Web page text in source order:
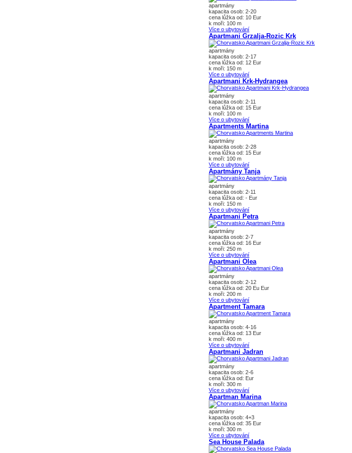
apartmány
kapacita osob: 2-20
cena lůžka od: 10 Eur
k moři: 100 m
Více o ubytování
Apartmani Grzalja-Rozic Krk
apartmány
kapacita osob: 2-17
cena lůžka od: 12 Eur
k moři: 150 m
Více o ubytování
Apartmani Krk-Hydrangea
apartmány
kapacita osob: 2-11
cena lůžka od: 15 Eur
k moři: 100 m
Více o ubytování
Apartments Martina
apartmány
kapacita osob: 2-28
cena lůžka od: 15 Eur
k moři: 100 m
Více o ubytování
Apartmány Tanja
apartmány
kapacita osob: 2-11
cena lůžka od: - Eur
k moři: 150 m
Více o ubytování
Apartmani Petra
apartmány
kapacita osob: 2-7
cena lůžka od: 16 Eur
k moři: 250 m
Více o ubytování
Apartmani Olea
apartmány
kapacita osob: 2-12
cena lůžka od: 20 Eu Eur
k moři: 200 m
Více o ubytování
Apartment Tamara
apartmány
kapacita osob: 4-16
cena lůžka od: 13 Eur
k moři: 400 m
Více o ubytování
Apartmani Jadran
apartmány
kapacita osob: 2-6
cena lůžka od: Eur
k moři: 300 m
Více o ubytování
Apartman Marina
apartmány
kapacita osob: 4+3
cena lůžka od: 35 Eur
k moři: 300 m
Více o ubytování
Sea House Palada